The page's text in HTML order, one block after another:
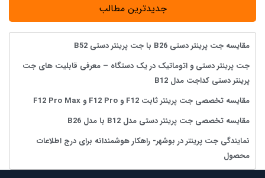
جدیدترین مطالب
مقایسه جت پرینتر دستی B26 با جت پرینتر دستی B52
جت پرینتر دستی و اتوماتیک در یک دستگاه – معرفی قابلیت های جت
پرینتر دستی کداجت مدل B12
مقایسه تخصصی جت پرینتر ثابت F12 و F12 Pro و F12 Pro Max
مقایسه تخصصی جت پرینتر دستی مدل B12 با مدل B26
نمایندگی جت پرینتر در بوشهر- راهکار هوشمندانه برای درج اطلاعات
محصول